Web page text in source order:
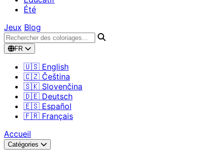
Été
Jeux Blog
FR
🇺🇸 English
🇨🇿 Čeština
🇸🇰 Slovenčina
🇩🇪 Deutsch
🇪🇸 Español
🇫🇷 Français
Accueil
Catégories